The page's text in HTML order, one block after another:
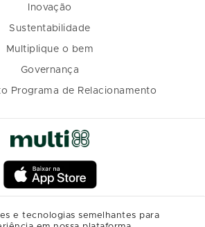
Inovação
Sustentabilidade
Multiplique o bem
Governança
Programa de Relacionamento
e tecnologias semelhantes para